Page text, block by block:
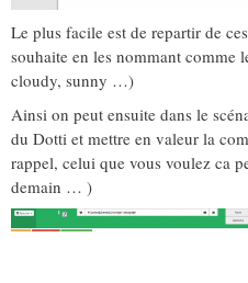
Le plus facile est de repartir de
souhaite en les nommant comme
cloudy, sunny …)
Ainsi on peut ensuite dans le
du Dotti et mettre en valeur la
rappel, celui que vous voulez ca
demain … )